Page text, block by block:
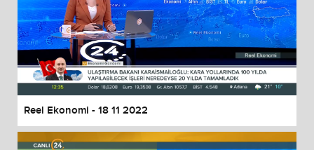
Reel Ekonomi - 18 11 2022